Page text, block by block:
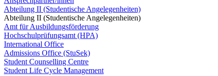
Abteilung II (Studentische Angelegenheiten)
Abteilung II (Studentische Angelegenheiten)
Amt für Ausbildungsförderung
Hochschulprüfungsamt (HPA)
International Office
Admissions Office (StuSek)
Student Counselling Centre
Student Life Cycle Management